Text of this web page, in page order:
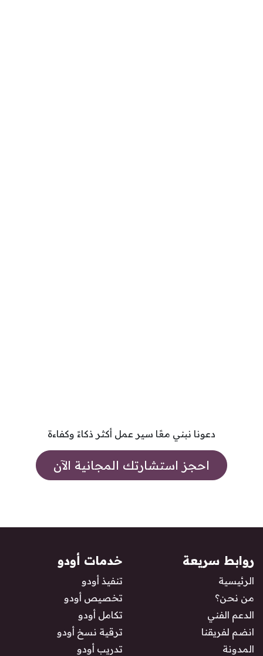
دعونا نبني معًا سير عمل أكثر ذكاءً وكفاءة
احجز استشارتك المجانية الآن
روابط سريعة
الرئيسية
من نحن؟
الدعم الفني
انضم لفريقنا
المدونة
خدمات أودو
تنفيذ أودو
تخصيص أودو
تكامل أودو
ترقية نسخ أودو
تدريب أودو